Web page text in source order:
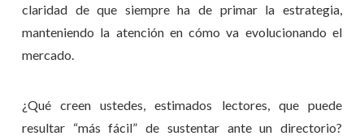
claridad de que siempre ha de primar la estrategia,
manteniendo la atención en cómo va evolucionando el
mercado.
¿Qué creen ustedes, estimados lectores, que puede
resultar “más fácil” de sustentar ante un directorio?